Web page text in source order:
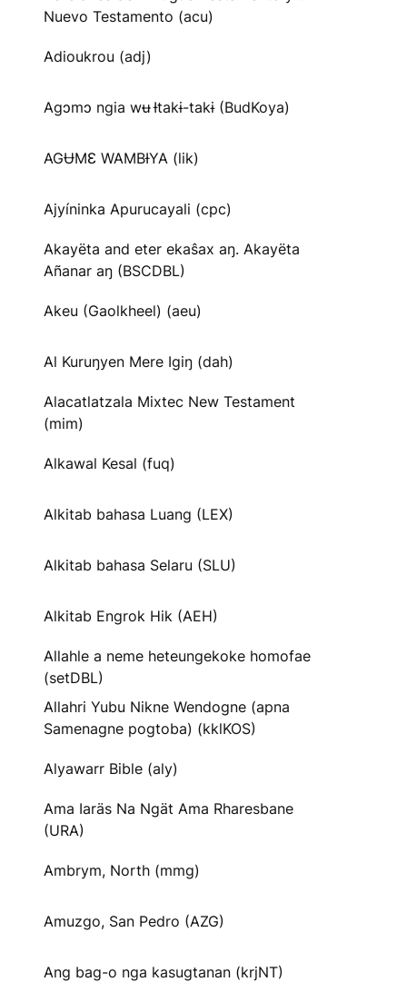
Nuevo Testamento (acu)
Adioukrou (adj)
Agɔmɔ ngia wʉ Ɨtakɨ-takɨ (BudKoya)
AGɄMƐ WAMBƗYA (lik)
Ajyíninka Apurucayali (cpc)
Akayëta and eter ekaŝax aŋ. Akayëta
Añanar aŋ (BSCDBL)
Akeu (Gaolkheel) (aeu)
Al Kuruŋyen Mere Igiŋ (dah)
Alacatlatzala Mixtec New Testament
(mim)
Alkawal Kesal (fuq)
Alkitab bahasa Luang (LEX)
Alkitab bahasa Selaru (SLU)
Alkitab Engrok Hik (AEH)
Allahle a neme heteungekoke homofae
(setDBL)
Allahri Yubu Nikne Wendogne (apna
Samenagne pogtoba) (kklKOS)
Alyawarr Bible (aly)
Ama Iaräs Na Ngät Ama Rharesbane
(URA)
Ambrym, North (mmg)
Amuzgo, San Pedro (AZG)
Ang bag-o nga kasugtanan (krjNT)